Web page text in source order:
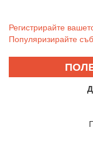
Регистрирайте
Популяризирайте